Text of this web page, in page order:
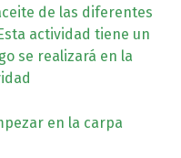
de las diferentes
actividad tiene un
se realizará en la
en la carpa